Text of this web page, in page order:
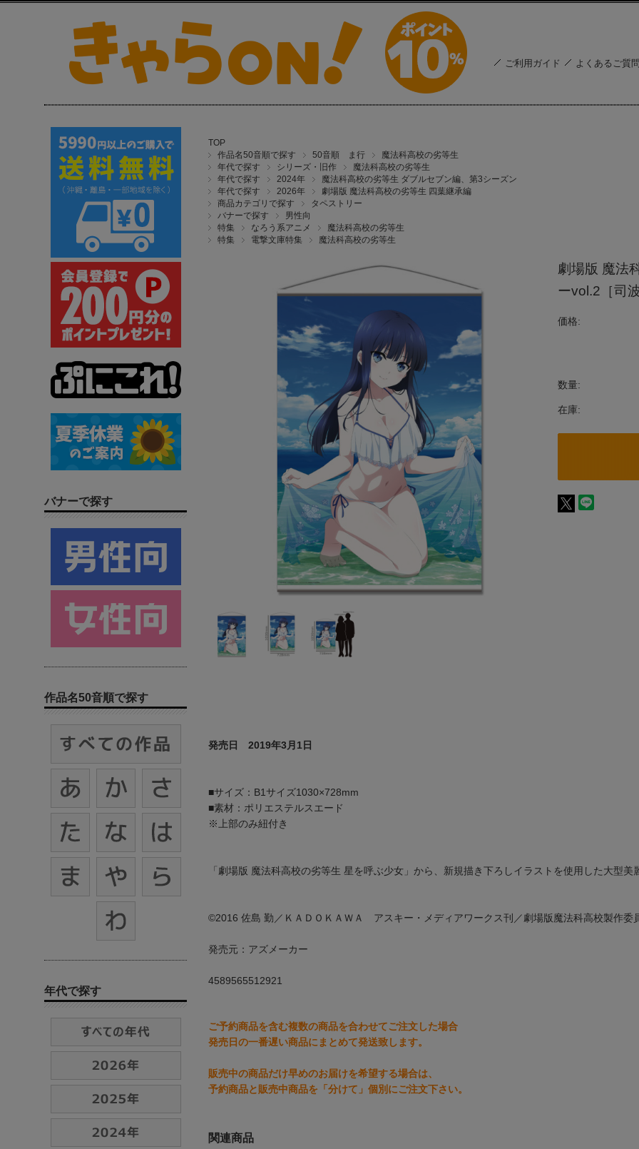
ご利用ガイド よくあるご質問
TOP
作品名50音順で探す
50音順 ま行
魔法科高校の劣等生
年代で探す
シリーズ・旧作
魔法科高校の劣等生
年代で探す
2024年
魔法科高校の劣等生 ダブルセブン編、第3シーズン
年代で探す
2026年
劇場版 魔法科高校の劣等生 四葉継承編
商品カテゴリで探す
タペストリー
バナーで探す
男性向
特集
なろう系アニメ
魔法科高校の劣等生
特集
電撃文庫特集 魔法科高校の劣等生
劇場版 魔法
ーvol.2［司
価格:
数量:
在庫:
発売日 2019年3月1日
■サイズ：B1サイズ1030×728mm
■素材：ポリエステルスエード
※上部のみ紐付き
「劇場版 魔法科高校の劣等生 星を呼ぶ少女」から、新規描き下ろしイラストを使用した大型美
©2016 佐島 勤／ＫＡＤＯＫＡＷＡ アスキー・メディアワークス刊／劇場版魔法科高校製作委
発売元：アズメーカー
4589565512921
ご予約商品を含む複数の商品を合わせてご注文した場合
発売日の一番遅い商品にまとめて発送致します。
販売中の商品だけ早めのお届けを希望する場合は、
予約商品と販売中商品を「分けて」個別にご注文下さい。
関連商品
バナーで探す
作品名50音順で探す
年代で探す